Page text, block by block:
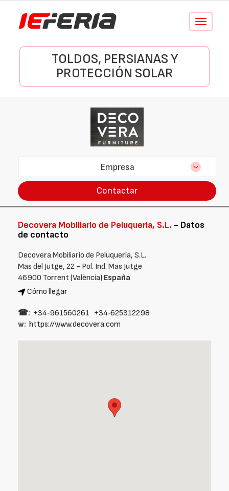
Conmutar
TOLDOS, PERSIANAS Y
PROTECCIÓN SOLAR
Empresa
Contactar
Decovera Mobiliario de Peluquería, S.L. - Datos
de contacto
Decovera Mobiliario de Peluquería, S.L.
Mas del Jutge, 22 - Pol. Ind. Mas Jutge
46900 Torrent (València) España
Cómo llegar
☎: +34‑961560261 +34‑625312298
w: https://www.decovera.com